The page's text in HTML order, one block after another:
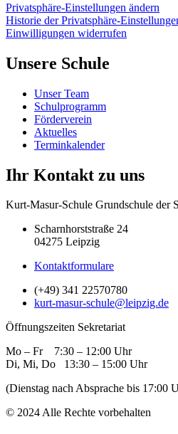
Privatsphäre-Einstellungen ändern
Historie der Privatsphäre-
Einwilligungen widerrufen
Unsere Schule
Unser Team
Schulprogramm
Förderverein
Aktuelles
Terminkalender
Ihr Kontakt zu uns
Kurt-Masur-Schule Grundschule der
Scharnhorststraße 24
04275 Leipzig
Kontaktformulare
(+49) 341 22570780
kurt-masur-schule@leipzig.de
Öffnungszeiten Sekretariat
Mo – Fr 7:30 – 12:00 Uhr
Di, Mi, Do 13:30 – 15:00 Uhr
(Dienstag nach Absprache bis 17:00
© 2024 Alle Rechte vorbehalten